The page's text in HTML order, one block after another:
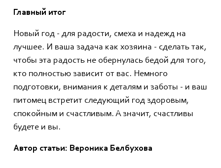
Главный итог
Новый год - для радости, смеха и надежд на
лучшее. И ваша задача как хозяина - сделать так,
чтобы эта радость не обернулась бедой для того,
кто полностью зависит от вас. Немного
подготовки, внимания к деталям и заботы - и ваш
питомец встретит следующий год здоровым,
спокойным и счастливым. А значит, счастливы
будете и вы.
Автор статьи: Вероника Белбухова